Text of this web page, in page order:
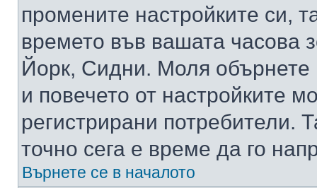
промените настройките си,
времето във вашата
Йорк, Сидни. Моля обърнете
и повечето от настройките
регистрирани потребители.
точно сега е време да го
Върнете се в началото